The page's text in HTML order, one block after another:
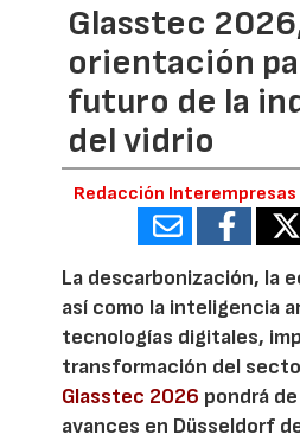
Glasstec
orientación
futuro de la
del vidrio
Redacción Interempresas
La descarbonización, la
así como la inteligencia
tecnologías digitales,
transformación del
Glasstec 2026 pondrá
avances en Düsseldorf